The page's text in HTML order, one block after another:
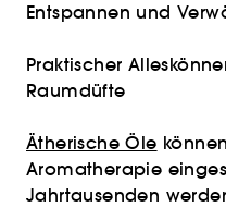
Entspannen und
Praktischer
Raumdüfte
Ätherische Öle
Aromatherapie
Jahrtausenden